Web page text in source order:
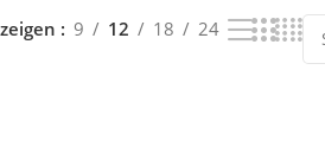
9 12 18 24